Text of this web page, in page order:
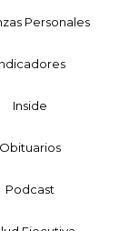
Personales
Inside
Obituarios
Podcast